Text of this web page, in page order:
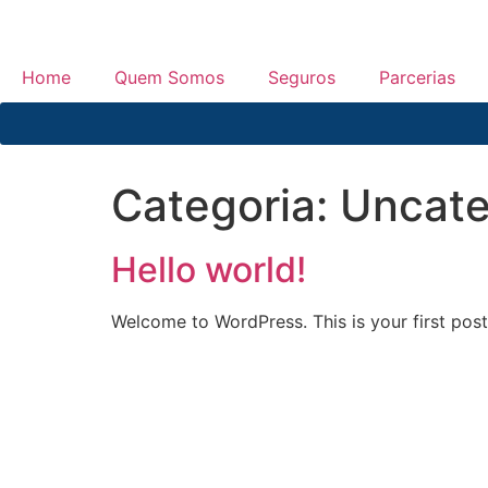
Home Quem Somos Seguros Parcerias
Categoria:
Hello world!
Welcome to WordPress. This is your first